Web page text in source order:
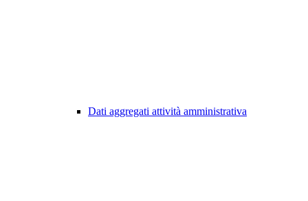
Dati aggregati attività amministrativa